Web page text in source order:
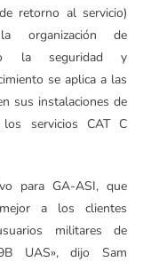
retorno al servicio)
organización de
la seguridad y
se aplica a las
sus instalaciones de
servicios CAT C
para GA-ASI, que
a los clientes
militares de
UAS», dijo Sam